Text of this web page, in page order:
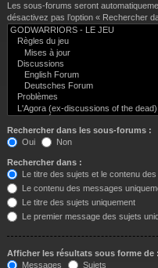
Les sous-forums seront
désactivez pas l’option « Rechercher
Rechercher dans les sous-forums :
Oui
Non
Rechercher dans :
Le titre des sujets et le contenu
Le contenu des messages
Le titre des sujets uniquement
Le premier message des sujets
Afficher les résultats sous forme de :
Messages
Sujets